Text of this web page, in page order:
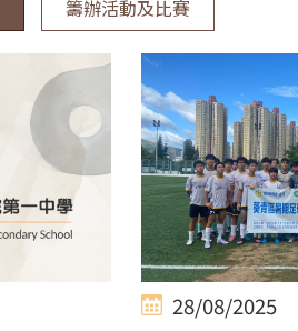
籌辦活動及比賽
28/08/2025